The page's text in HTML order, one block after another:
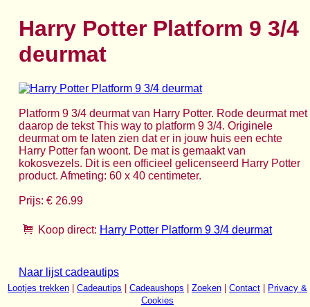
Harry Potter Platform 9 3/4
deurmat
Platform 9 3/4 deurmat van Harry Potter. Rode deurmat met
daarop de tekst This way to platform 9 3/4. Originele
deurmat om te laten zien dat er in jouw huis een echte
Harry Potter fan woont. De mat is gemaakt van
kokosvezels. Dit is een officieel gelicenseerd Harry Potter
product. Afmeting: 60 x 40 centimeter.
Prijs: € 26.99
Koop direct: Harry Potter Platform 9 3/4 deurmat
Naar lijst cadeautips
Lootjes trekken Cadeautips Cadeaushops Zoeken Contact
Privacy &
Cookies